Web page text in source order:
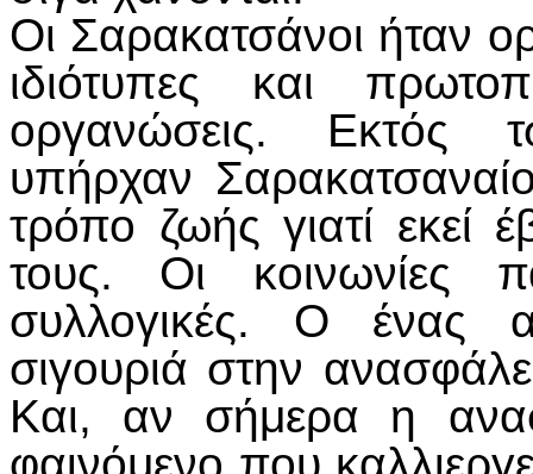
Οι Σαρακατσάνοι ήταν
ιδιότυπες και
οργανώσεις. Εκτός
υπήρχαν
τρόπο ζωής γιατί εκεί
τους. Οι κοινωνίες
συλλογικές. Ο ένας
σιγουριά στην
Και, αν σήμερα η
φαινόμενο που